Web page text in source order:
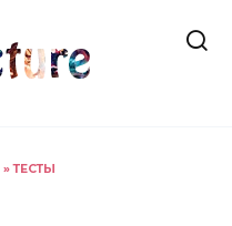
»ТЕСТЫ